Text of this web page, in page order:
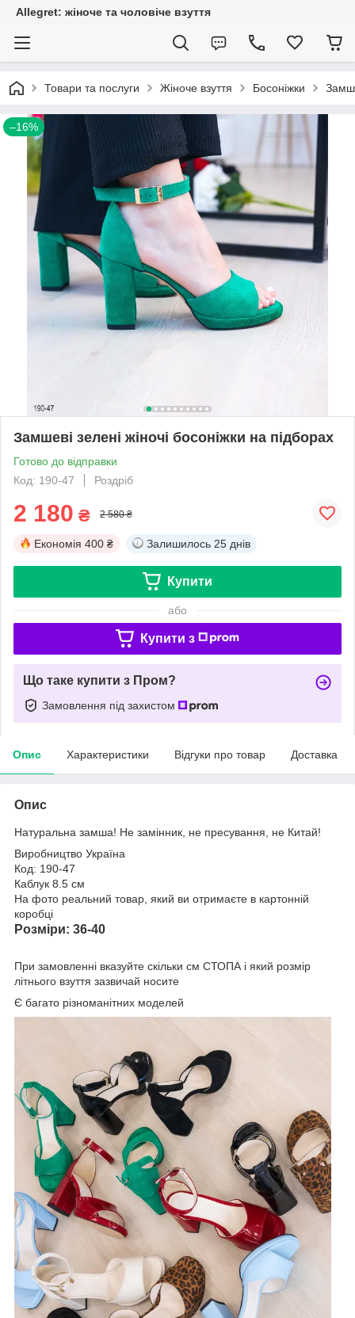
Allegret: жіноче та чоловіче взуття
Товари та послуги Жіноче взуття Босоніжки
–16%
Замшеві зелені жіночі босоніжки на підборах
Готово до відправки
Код: 190-47
Роздріб
2 180 ₴ 2 580 ₴
Економія 400 ₴ Залишилось 25 днів
Купити
або
Купити з
Що таке купити з Пром?
Замовлення під захистом
Опис Характеристики Відгуки про товар Доставка
Опис
Натуральна замша! Не замінник, не пресування, не Китай!
Виробництво Україна
Код: 190-47
Каблук 8.5 см
На фото реальний товар, який ви отримаєте в картонній
коробці
Розміри: 36-40
При замовленні вказуйте скільки см СТОПА і який розмір
літнього взуття зазвичай носите
Є багато різноманітних моделей